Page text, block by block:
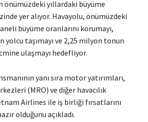
önümüzdeki yıllardaki büyüme
yer alıyor. Havayolu, önümüzdeki
büyüme oranlarını korumayı,
yolcu taşımayı ve 2,25 milyon tonun
ulaşmayı hedefliyor.
yanı sıra motor yatırımları,
(MRO) ve diğer havacılık
Airlines ile iş birliği fırsatlarını
olduğunu açıkladı.